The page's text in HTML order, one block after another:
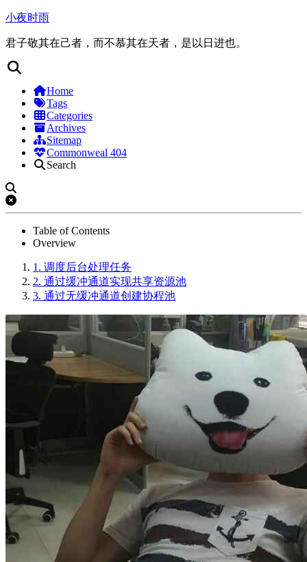
小夜时雨
君子敬其在己者，而不慕其在天者，是以日进也。
Home
Tags
Categories
Archives
Sitemap
Commonweal 404
Search
Table of Contents
Overview
1. 调度后台处理任务
2. 通过缓冲通道实现共享资源池
3. 通过无缓冲通道创建协程池